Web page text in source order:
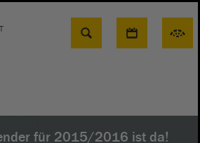
Suche
für 2015/2016 ist da!